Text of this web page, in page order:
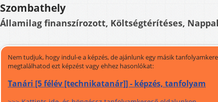
Szombathely
Államilag finanszírozott, Költségtérítéses,
Nem tudjuk, hogy indul-e a képzés, de ajánlunk egy másik
megtalálhatod ezt képzést vagy ehhez hasonlókat:
Tanári [5 félév [technikatanár]] - képzés, tanfolyam